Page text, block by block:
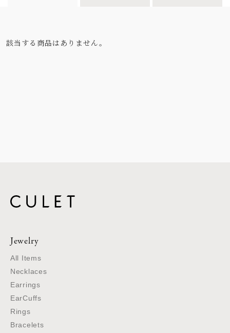
該当する商品はありません。
Jewelry
All Items
Necklaces
Earrings
EarCuffs
Rings
Bracelets